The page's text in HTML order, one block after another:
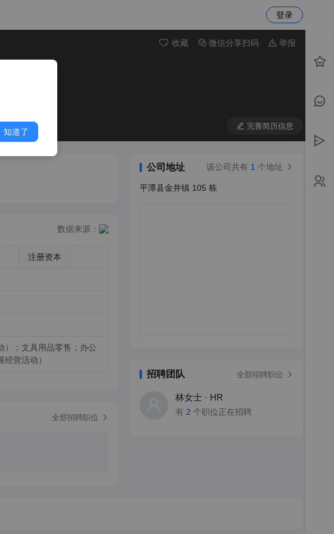
登录
收藏 微信分享扫码 举报
完善简历信息
数据来源：
注册资本
）；文具用品零售；办公
营活动）
全部招聘职位
公司地址 该公司共有 1 个地址
平潭县金井镇 105 栋
招聘团队 全部招聘职位
林女士 · HR
有 2 个职位正在招聘
知道了